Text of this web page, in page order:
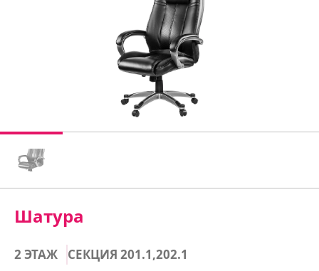
Шатура
2 ЭТАЖ СЕКЦИЯ 201.1,202.1